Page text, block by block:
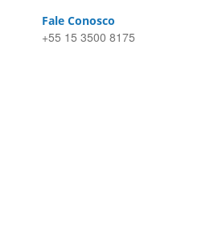
Fale Conosco
+55 15 3500 8175